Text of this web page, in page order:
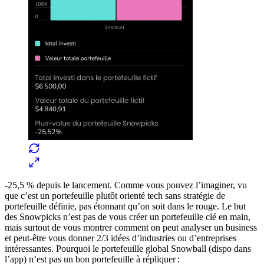
-25,5 % depuis le lancement. Comme vous pouvez l’imaginer, vu
que c’est un portefeuille plutôt orienté tech sans stratégie de
portefeuille définie, pas étonnant qu’on soit dans le rouge. Le but
des Snowpicks n’est pas de vous créer un portefeuille clé en main,
mais surtout de vous montrer comment on peut analyser un business
et peut-être vous donner 2/3 idées d’industries ou d’entreprises
intéressantes. Pourquoi le portefeuille global Snowball (dispo dans
l’app) n’est pas un bon portefeuille à répliquer :